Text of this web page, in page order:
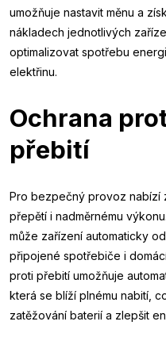
umožňuje nastavit měnu a
nákladech jednotlivých
optimalizovat spotřebu
elektřinu.
Ochrana
přebití
Pro bezpečný provoz nabízí
přepětí i nadměrnému
může zařízení automaticky
připojené spotřebiče i
proti přebití umožňuje
která se blíží plnému nabití,
zatěžování baterií a zlepšit